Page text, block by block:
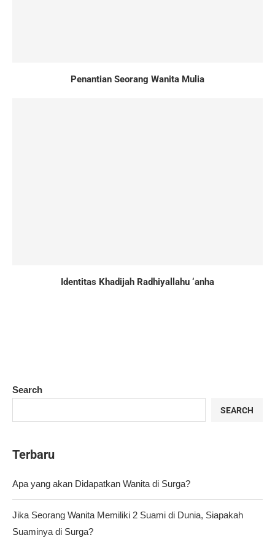
Penantian Seorang Wanita Mulia
Identitas Khadijah Radhiyallahu ‘anha
Search
SEARCH
Terbaru
Apa yang akan Didapatkan Wanita di Surga?
Jika Seorang Wanita Memiliki 2 Suami di Dunia, Siapakah
Suaminya di Surga?